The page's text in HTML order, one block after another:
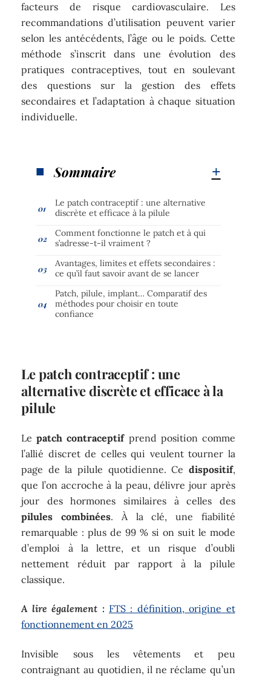
facteurs de risque cardiovasculaire. Les
recommandations d’utilisation peuvent varier
selon les antécédents, l’âge ou le poids. Cette
méthode s’inscrit dans une évolution des
pratiques contraceptives, tout en soulevant
des questions sur la gestion des effets
secondaires et l’adaptation à chaque situation
individuelle.
Sommaire
Le patch contraceptif : une alternative
discrète et efficace à la pilule
Comment fonctionne le patch et à qui
s’adresse-t-il vraiment ?
Avantages, limites et effets secondaires :
ce qu’il faut savoir avant de se lancer
Patch, pilule, implant… Comparatif des
méthodes pour choisir en toute
confiance
Le patch contraceptif : une
alternative discrète et efficace à la
pilule
Lepatch contraceptifprend position comme
l’allié discret de celles qui veulent tourner la
page de la pilule quotidienne. Ce dispositif,
que l’on accroche à la peau, délivre jour après
jour des hormones similaires à celles des
pilules combinées. À la clé, une fiabilité
remarquable : plus de 99 % si on suit le mode
d’emploi à la lettre, et un risque d’oubli
nettement réduit par rapport à la pilule
classique.
A lire également : FTS : définition, origine et
fonctionnement en 2025
Invisible sous les vêtements et peu
contraignant au quotidien, il ne réclame qu’un